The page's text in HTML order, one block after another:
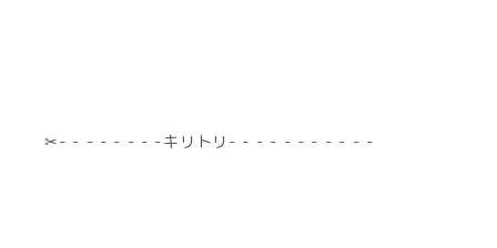
✂︎- - - - - - - -キリトリ- - - - - - - - - - -